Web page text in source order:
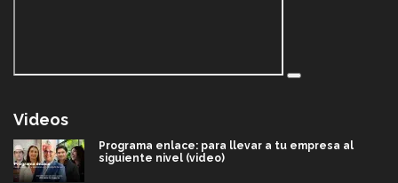
Videos
Programa enlace: para llevar a tu empresa al
siguiente nivel (video)